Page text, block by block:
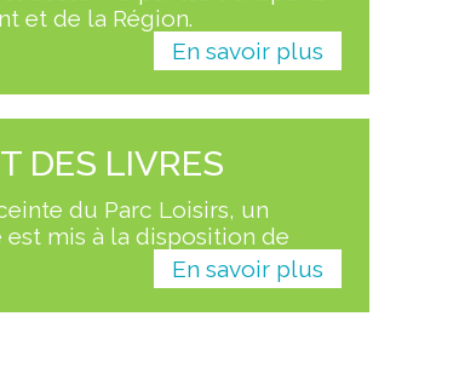
et de la Région.
En savoir plus
DES LIVRES
du Parc Loisirs, un
mis à la disposition de
En savoir plus